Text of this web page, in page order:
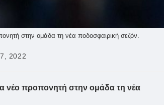
στην ομάδα τη νέα ποδοσφαιρική σεζόν.
2022
νέο προπονητή στην ομάδα τη νέα